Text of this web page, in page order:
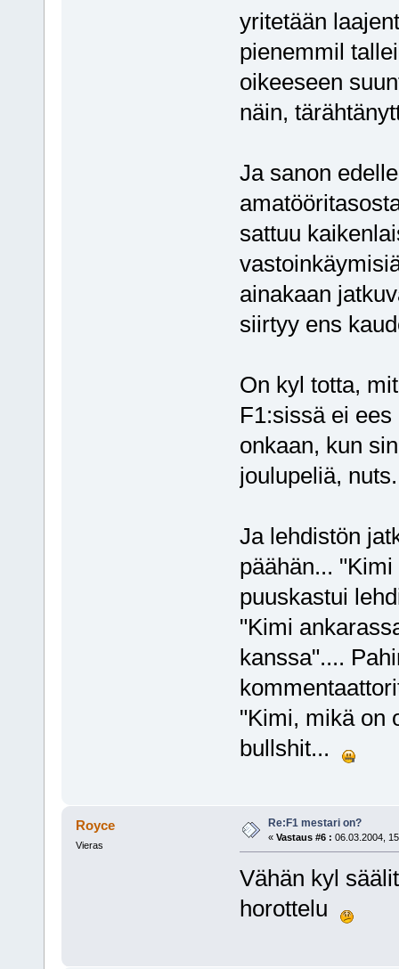
yritetään
pienemmil
oikeeseen
näin,
Ja sanon
sattuu
ainakaan
siirtyy ens
On kyl totta,
F1:sissä ei
onkaan, kun
joulupeliä,
Ja lehdistön
päähän...
puuskastui
"Kimi
kanssa"....
"Kimi, mikä on
bullshit...
Royce
Vieras
Re:F1 mestari on?
« Vastaus #6 : 06.03.2004,
Vähän kyl
horottelu